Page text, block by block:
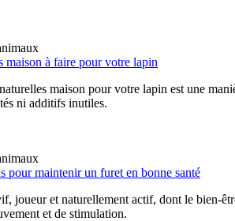
maison à faire pour votre lapin
maison pour votre lapin est une
ni additifs inutiles.
pour maintenir un furet en bonne santé
joueur et naturellement actif, dont le bien-
et de stimulation.